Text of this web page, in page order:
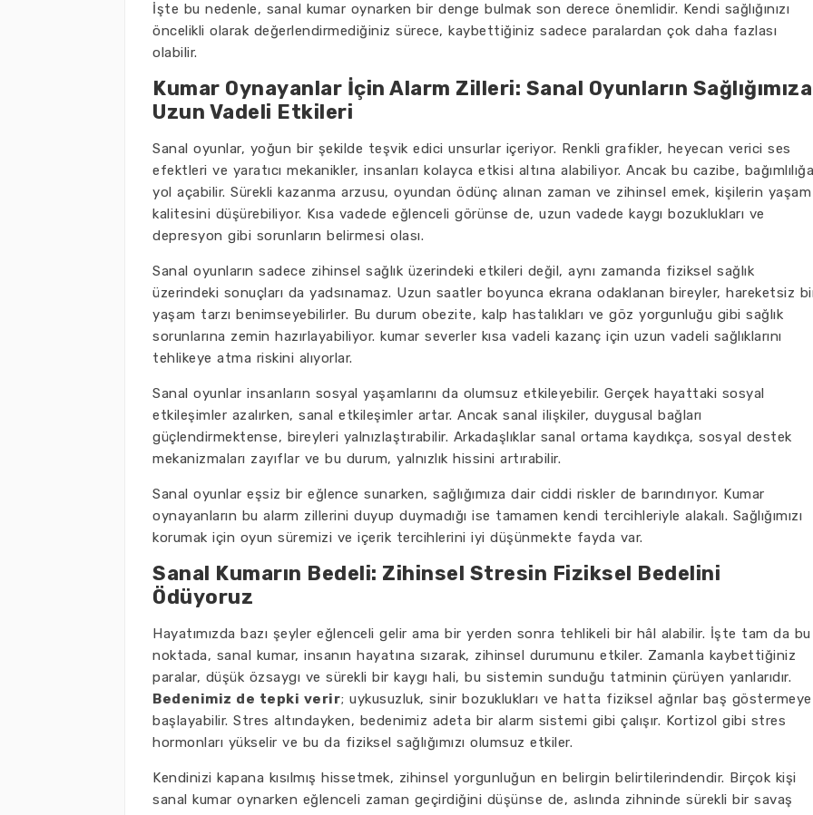
İşte bu nedenle, sanal kumar oynarken bir denge bulmak son derece önemlidir. Kendi sağlığınızı
öncelikli olarak değerlendirmediğiniz sürece, kaybettiğiniz sadece paralardan çok daha fazlası
olabilir.
Kumar Oynayanlar İçin Alarm Zilleri: Sanal Oyunların Sağlığımıza
Uzun Vadeli Etkileri
Sanal oyunlar, yoğun bir şekilde teşvik edici unsurlar içeriyor. Renkli grafikler, heyecan verici ses
efektleri ve yaratıcı mekanikler, insanları kolayca etkisi altına alabiliyor. Ancak bu cazibe, bağımlılığa
yol açabilir. Sürekli kazanma arzusu, oyundan ödünç alınan zaman ve zihinsel emek, kişilerin yaşam
kalitesini düşürebiliyor. Kısa vadede eğlenceli görünse de, uzun vadede kaygı bozuklukları ve
depresyon gibi sorunların belirmesi olası.
Sanal oyunların sadece zihinsel sağlık üzerindeki etkileri değil, aynı zamanda fiziksel sağlık
üzerindeki sonuçları da yadsınamaz. Uzun saatler boyunca ekrana odaklanan bireyler, hareketsiz
yaşam tarzı benimseyebilirler. Bu durum obezite, kalp hastalıkları ve göz yorgunluğu gibi sağlık
sorunlarına zemin hazırlayabiliyor. kumar severler kısa vadeli kazanç için uzun vadeli sağlıklarını
tehlikeye atma riskini alıyorlar.
Sanal oyunlar insanların sosyal yaşamlarını da olumsuz etkileyebilir. Gerçek hayattaki sosyal
etkileşimler azalırken, sanal etkileşimler artar. Ancak sanal ilişkiler, duygusal bağları
güçlendirmektense, bireyleri yalnızlaştırabilir. Arkadaşlıklar sanal ortama kaydıkça, sosyal destek
mekanizmaları zayıflar ve bu durum, yalnızlık hissini artırabilir.
Sanal oyunlar eşsiz bir eğlence sunarken, sağlığımıza dair ciddi riskler de barındırıyor. Kumar
oynayanların bu alarm zillerini duyup duymadığı ise tamamen kendi tercihleriyle alakalı. Sağlığımızı
korumak için oyun süremizi ve içerik tercihlerini iyi düşünmekte fayda var.
Sanal Kumarın Bedeli: Zihinsel Stresin Fiziksel Bedelini
Ödüyoruz
Hayatımızda bazı şeyler eğlenceli gelir ama bir yerden sonra tehlikeli bir hâl alabilir. İşte tam da bu
noktada, sanal kumar, insanın hayatına sızarak, zihinsel durumunu etkiler. Zamanla kaybettiğiniz
paralar, düşük özsaygı ve sürekli bir kaygı hali, bu sistemin sunduğu tatminin çürüyen yanlarıdır.
Bedenimiz de tepki verir; uykusuzluk, sinir bozuklukları ve hatta fiziksel ağrılar baş göstermeye
başlayabilir. Stres altındayken, bedenimiz adeta bir alarm sistemi gibi çalışır. Kortizol gibi stres
hormonları yükselir ve bu da fiziksel sağlığımızı olumsuz etkiler.
Kendinizi kapana kısılmış hissetmek, zihinsel yorgunluğun en belirgin belirtilerindendir. Birçok kişi
sanal kumar oynarken eğlenceli zaman geçirdiğini düşünse de, aslında zihninde sürekli bir savaş